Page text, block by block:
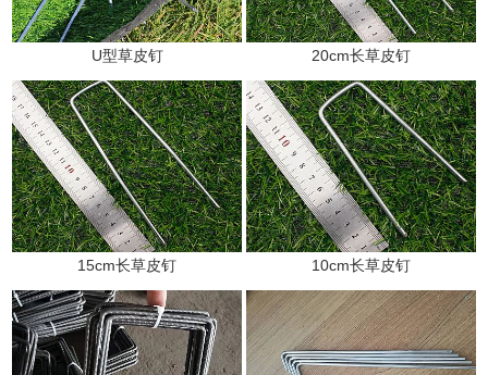
U型草皮钉 20cm长草皮钉
15cm长草皮钉 10cm长草皮钉